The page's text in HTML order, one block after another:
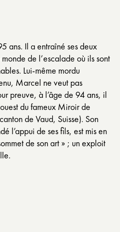
ans. Il a entraîné ses deux
de l’escalade où ils sont
Lui-même mordu
Marcel ne veut pas
preuve, à l’âge de 94 ans, il
du fameux Miroir de
de Vaud, Suisse). Son
l’appui de ses fils, est mis en
de son art » ; un exploit